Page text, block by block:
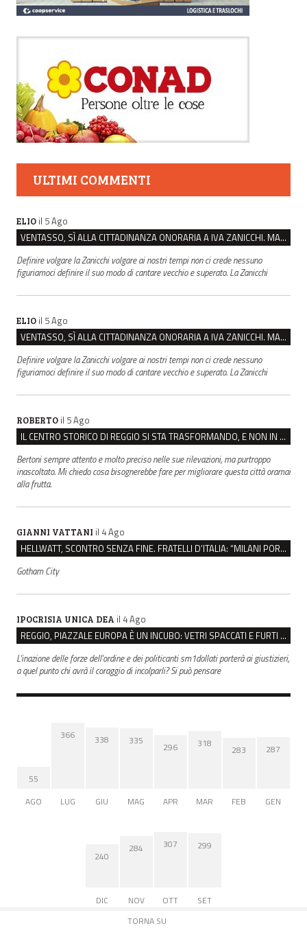
ULTIMI COMMENTI
ELIO il 5 Ago
VENTASSO, SÌ ALLA CITTADINANZA ONORARIA A IVA ZANICCHI. MA BARGIACCHI: “È DI PESSIMO GUSTO”
Definire volgare la Zanicchi volgare ai nostri tempi non ci crede nessuno
figuriamoci definire il suo modo di cantare vecchio e superato. La Zanicchi
ELIO il 5 Ago
VENTASSO, SÌ ALLA CITTADINANZA ONORARIA A IVA ZANICCHI. MA BARGIACCHI: “È DI PESSIMO GUSTO”
Definire volgare la Zanicchi volgare ai nostri tempi non ci crede nessuno
figuriamoci definire il suo modo di cantare vecchio e superato. La Zanicchi
ROBERTO il 5 Ago
IL CENTRO STORICO DI REGGIO SI STA TRASFORMANDO, E NON IN MEGLIO
Bertoni sempre attento e molto preciso nelle sue rilevazioni, ma purtroppo
inascoltato. Mi chiedo cosa bisognerebbe fare per migliorare questa città oramai
alla frutta.
GIANNI VATTANI il 4 Ago
HELLWATT, SCONTRO SENZA FINE. FRATELLI D’ITALIA: “MILANI PORTA DOCUMENTI, DE FRANCO INSULTI”
Gotham City
IPOCRISIA UNICA DEA il 4 Ago
REGGIO, PIAZZALE EUROPA È UN INCUBO: VETRI SPACCATI E FURTI SULLE AUTO IN SOSTA
L'inazione delle forze dell'ordine e dei politicanti sm1dollati porterà ai giustizieri,
a quel punto chi avrà il coraggio di incolparli? Si può pensare
55
AGO
366
LUG
338
GIU
335
MAG
296
APR
318
MAR
283
FEB
287
GEN
240
DIC
284
NOV
307
OTT
299
SET
TORNA SU